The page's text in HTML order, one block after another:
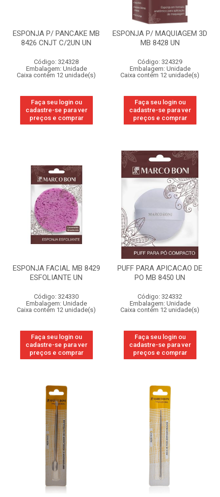
ESPONJA P/ PANCAKE MB
8426 CNJT C/2UN UN
Código: 324328
Embalagem: Unidade
Caixa contém 12 unidade(s)
Faça seu login ou
cadastre-se para ver
preços e comprar
ESPONJA P/ MAQUIAGEM 3D
MB 8428 UN
Código: 324329
Embalagem: Unidade
Caixa contém 12 unidade(s)
Faça seu login ou
cadastre-se para ver
preços e comprar
ESPONJA FACIAL MB 8429
ESFOLIANTE UN
Código: 324330
Embalagem: Unidade
Caixa contém 12 unidade(s)
Faça seu login ou
cadastre-se para ver
preços e comprar
PUFF PARA APICACAO DE
PO MB 8450 UN
Código: 324332
Embalagem: Unidade
Caixa contém 12 unidade(s)
Faça seu login ou
cadastre-se para ver
preços e comprar